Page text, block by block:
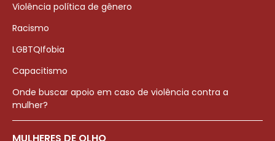
Violência política de gênero
Racismo
LGBTQIfobia
Capacitismo
Onde buscar apoio em caso de violência contra a
mulher?